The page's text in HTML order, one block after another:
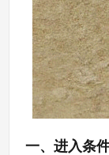
一、进入条